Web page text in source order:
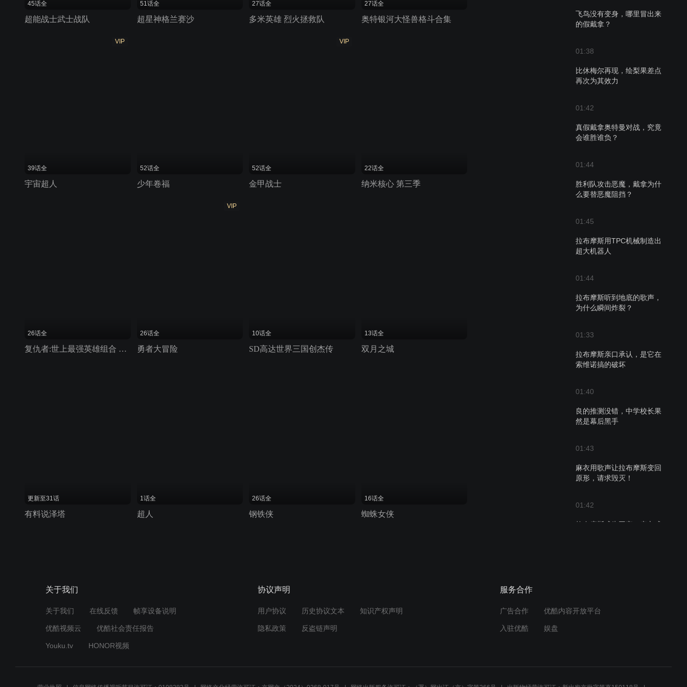
飞鸟没有变身，哪里冒出来
的假戴拿？
01:38
比休梅尔再现，绘梨果差点
再次为其效力
01:42
真假戴拿奥特曼对战，究竟
会谁胜谁负？
01:44
胜利队攻击恶魔，戴拿为什
么要替恶魔阻挡？
01:45
拉布摩斯用TPC机械制造出
超大机器人
01:44
拉布摩斯听到地底的歌声，
为什么瞬间炸裂？
01:33
拉布摩斯亲口承认，是它在
索维诺搞的破坏
01:40
良的推测没错，中学校长果
然是幕后黑手
01:43
麻衣用歌声让拉布摩斯变回
原形，请求毁灭！
01:42
拉布摩斯成为团宠，麻衣成
45话全
超能战士武士战队
51话全
超星神格兰赛沙
27话全
多米英雄 烈火拯救队
27话全
奥特银河大怪兽格斗合集
VIP
39话全
宇宙超人
52话全
少年卷福
VIP
52话全
金甲战士
22话全
纳米核心 第三季
26话全
复仇者:世上最强英雄组合 第一季
VIP
26话全
勇者大冒险
10话全
SD高达世界三国创杰传
13话全
双月之城
更新至31话
有料说泽塔
1话全
超人
26话全
钢铁侠
16话全
蜘蛛女侠
关于我们
关于我们 在线反馈 帧享设备说明
优酷视频云 优酷社会责任报告
Youku.tv HONOR视频
协议声明
用户协议 历史协议文本 知识产权声明
隐私政策 反盗链声明
服务合作
广告合作 优酷内容开放平台
入驻优酷 娱盘